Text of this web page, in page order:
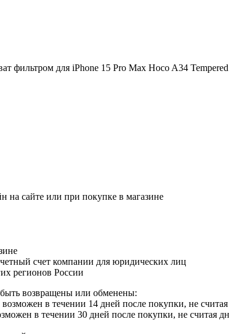
для iPhone 15 Pro Max Hoco A34 Tempered
на сайте или при покупке в магазине
счет компании для юридических лиц
регионов России
возвращены или обменены:
в течении 14 дней после покупки, не
в течении 30 дней после покупки, не считая